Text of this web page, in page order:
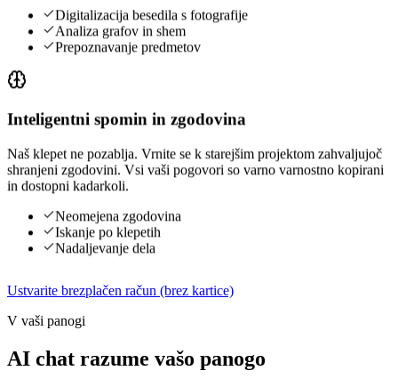
Digitalizacija besedila s fotografije
Analiza grafov in shem
Prepoznavanje predmetov
Inteligentni spomin in zgodovina
Naš klepet ne pozablja. Vrnite se k starejšim projektom zahvaljujoč
shranjeni zgodovini. Vsi vaši pogovori so varno varnostno kopirani
in dostopni kadarkoli.
Neomejena zgodovina
Iskanje po klepetih
Nadaljevanje dela
Ustvarite brezplačen račun (brez kartice)
V vaši panogi
AI chat razume vašo panogo